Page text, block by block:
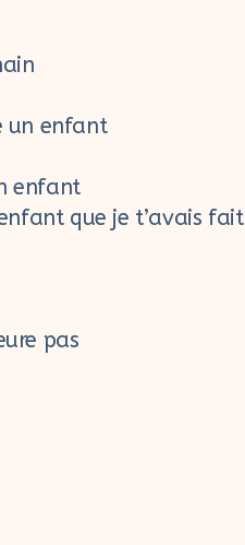
un enfant
enfant
que je t’avais fait
pas